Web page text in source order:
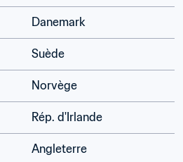
Danemark
Suède
Norvège
Rép. d'Irlande
Angleterre